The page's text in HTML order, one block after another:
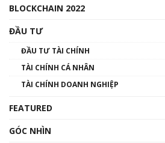
00:02:14
Nhìn lại năm 2022:
đến hệ sinh thái tiền mã
BLOCKCHAIN 2022
ĐẦU TƯ
ĐẦU TƯ TÀI CHÍNH
TÀI CHÍNH CÁ NHÂN
TÀI CHÍNH DOANH NGHIỆP
FEATURED
GÓC NHÌN